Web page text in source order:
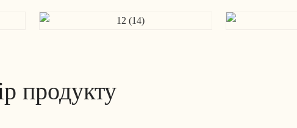
продукту